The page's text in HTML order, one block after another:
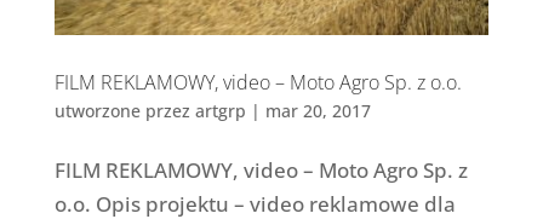
FILM REKLAMOWY, video – Moto Agro Sp. z o.o.
utworzone przez artgrp | mar 20, 2017
FILM REKLAMOWY, video – Moto Agro Sp. z
o.o. Opis projektu – video reklamowe dla